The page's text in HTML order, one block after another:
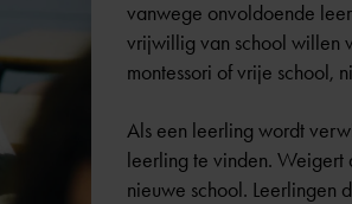
vanwege onvoldoende
vrijwillig van school willen
montessori of vrije school,
Als een leerling wordt
leerling te vinden. Weigert
nieuwe school. Leerlingen